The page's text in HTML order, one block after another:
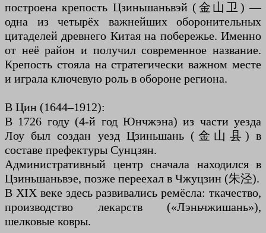
построена крепость Цзиньшаньвэй (金山卫) —
одна из четырёх важнейших оборонительных
цитаделей древнего Китая на побережье. Именно
от неё район и получил современное название.
Крепость стояла на стратегически важном месте
и играла ключевую роль в обороне региона.
В Цин (1644–1912):
В 1726 году (4-й год Юнчжэна) из части уезда
Лоу был создан уезд Цзиньшань (金山县) в
составе префектуры Сунцзян.
Административный центр сначала находился в
Цзиньшаньвэе, позже переехал в Чжуцзин (朱泾).
В XIX веке здесь развивались ремёсла: ткачество,
производство лекарств («Лэньчжишань»),
шелковые ковры.